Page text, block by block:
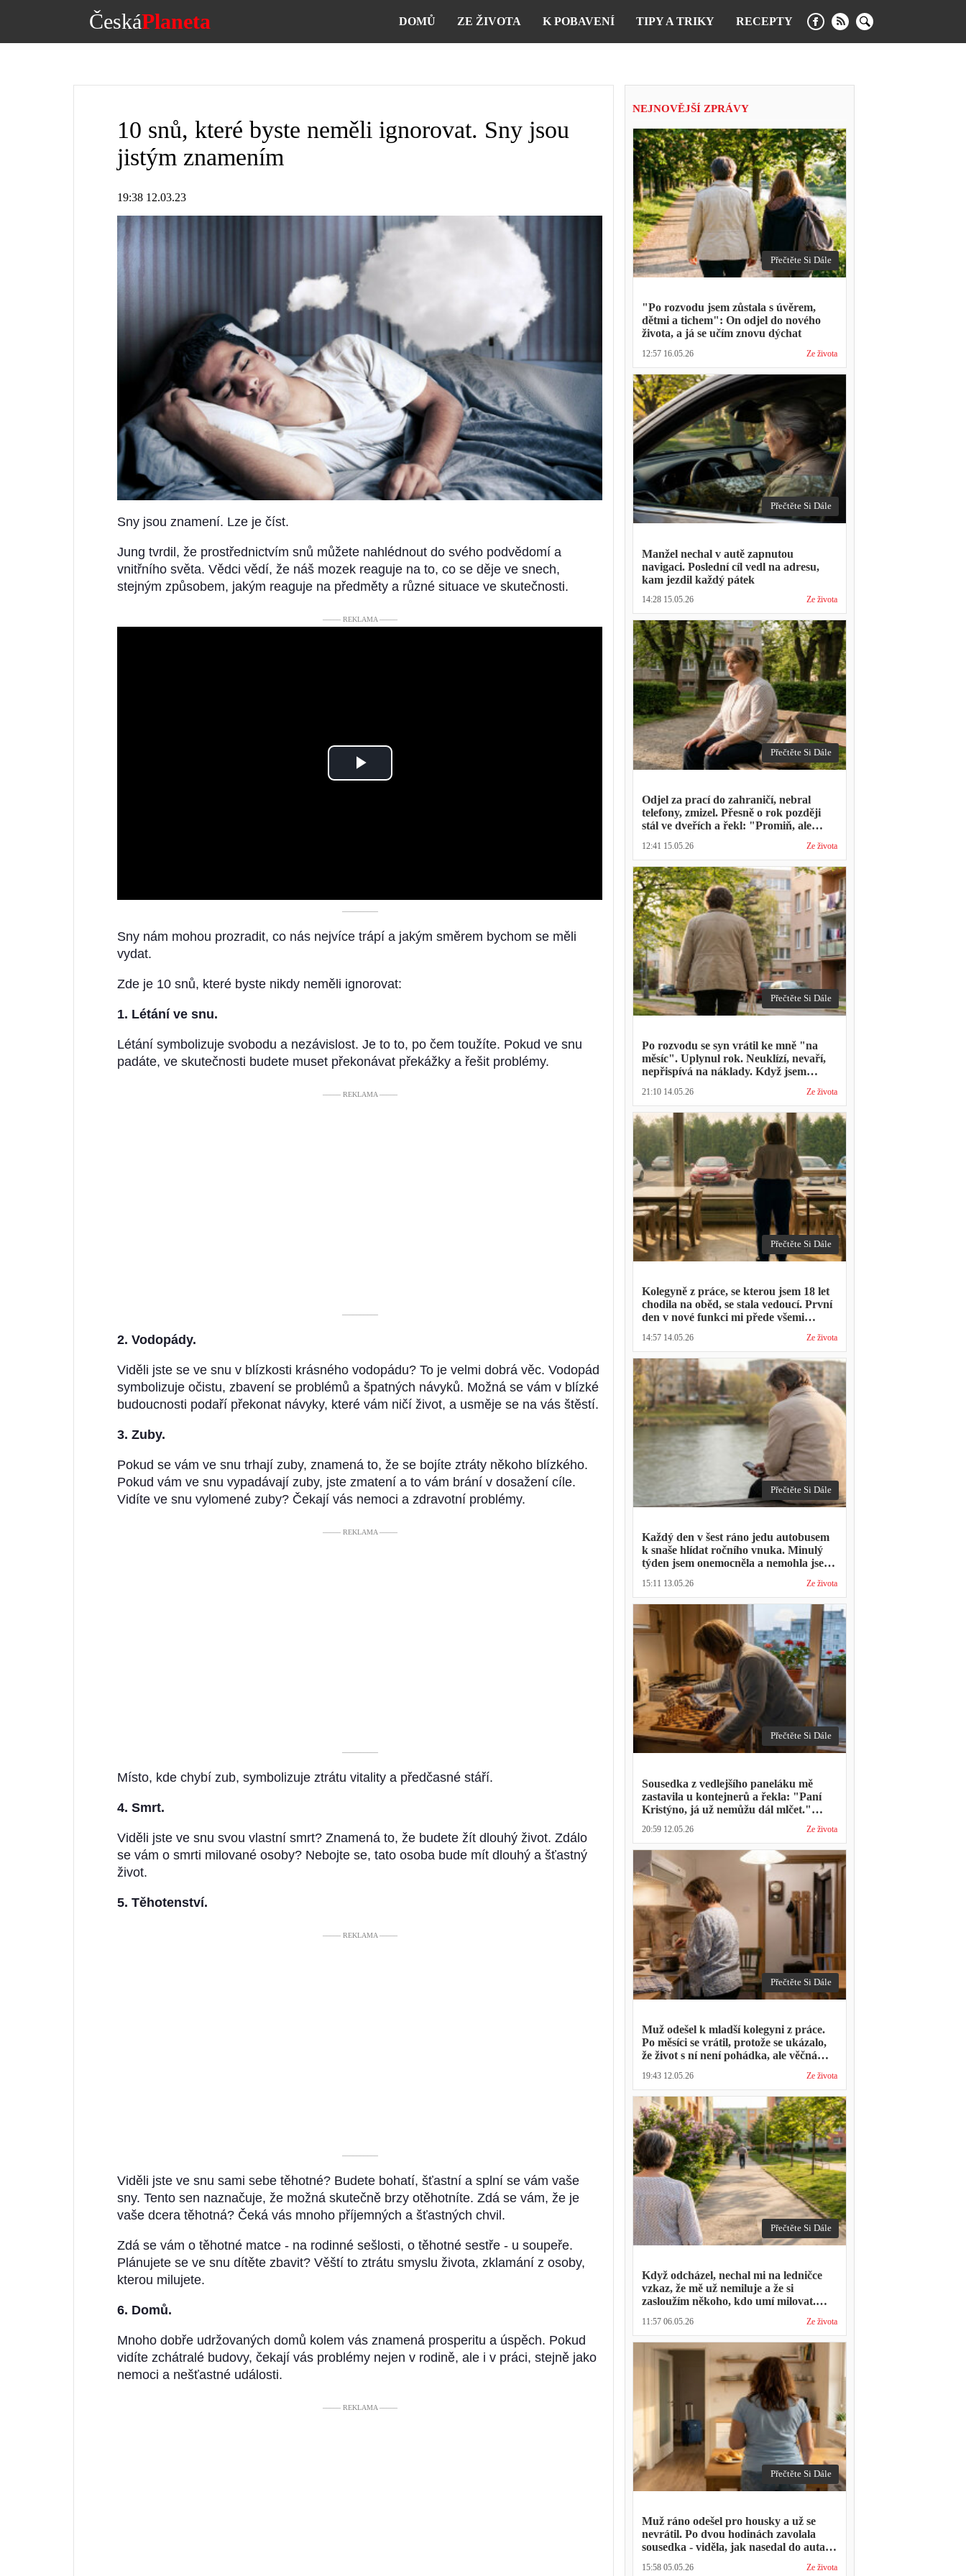
ČeskáPlaneta DOMŮ ZE ŽIVOTA K POBAVENÍ TIPY A TRIKY RECEPTY
10 snů, které byste neměli ignorovat. Sny jsou
jistým znamením
19:38 12.03.23
Sny jsou znamení. Lze je číst.
Jung tvrdil, že prostřednictvím snů můžete nahlédnout do svého podvědomí a
vnitřního světa. Vědci vědí, že náš mozek reaguje na to, co se děje ve snech,
stejným způsobem, jakým reaguje na předměty a různé situace ve skutečnosti.
––––– REKLAMA –––––
Play
––––––––––
Sny nám mohou prozradit, co nás nejvíce trápí a jakým směrem bychom se měli
vydat.
Zde je 10 snů, které byste nikdy neměli ignorovat:
1. Létání ve snu.
Létání symbolizuje svobodu a nezávislost. Je to to, po čem toužíte. Pokud ve snu
padáte, ve skutečnosti budete muset překonávat překážky a řešit problémy.
––––– REKLAMA –––––
––––––––––
2. Vodopády.
Viděli jste se ve snu v blízkosti krásného vodopádu? To je velmi dobrá věc. Vodopád
symbolizuje očistu, zbavení se problémů a špatných návyků. Možná se vám v blízké
budoucnosti podaří překonat návyky, které vám ničí život, a usměje se na vás štěstí.
3. Zuby.
Pokud se vám ve snu trhají zuby, znamená to, že se bojíte ztráty někoho blízkého.
Pokud vám ve snu vypadávají zuby, jste zmatení a to vám brání v dosažení cíle.
Vidíte ve snu vylomené zuby? Čekají vás nemoci a zdravotní problémy.
––––– REKLAMA –––––
––––––––––
Místo, kde chybí zub, symbolizuje ztrátu vitality a předčasné stáří.
4. Smrt.
Viděli jste ve snu svou vlastní smrt? Znamená to, že budete žít dlouhý život. Zdálo
se vám o smrti milované osoby? Nebojte se, tato osoba bude mít dlouhý a šťastný
život.
5. Těhotenství.
––––– REKLAMA –––––
––––––––––
Viděli jste ve snu sami sebe těhotné? Budete bohatí, šťastní a splní se vám vaše
sny. Tento sen naznačuje, že možná skutečně brzy otěhotníte. Zdá se vám, že je
vaše dcera těhotná? Čeká vás mnoho příjemných a šťastných chvil.
Zdá se vám o těhotné matce - na rodinné sešlosti, o těhotné sestře - u soupeře.
Plánujete se ve snu dítěte zbavit? Věští to ztrátu smyslu života, zklamání z osoby,
kterou milujete.
6. Domů.
Mnoho dobře udržovaných domů kolem vás znamená prosperitu a úspěch. Pokud
vidíte zchátralé budovy, čekají vás problémy nejen v rodině, ale i v práci, stejně jako
nemoci a nešťastné události.
––––– REKLAMA –––––
NEJNOVĚJŠÍ ZPRÁVY
Přečtěte Si Dále
"Po rozvodu jsem zůstala s úvěrem,
dětmi a tichem": On odjel do nového
života, a já se učím znovu dýchat
12:57 16.05.26 Ze života
Přečtěte Si Dále
Manžel nechal v autě zapnutou
navigaci. Poslední cíl vedl na adresu,
kam jezdil každý pátek
14:28 15.05.26 Ze života
Přečtěte Si Dále
Odjel za prací do zahraničí, nebral
telefony, zmizel. Přesně o rok později
stál ve dveřích a řekl: "Promiň, ale
12:41 15.05.26 Ze života
Přečtěte Si Dále
Po rozvodu se syn vrátil ke mně "na
měsíc". Uplynul rok. Neuklízí, nevaří,
nepřispívá na náklady. Když jsem
přece nevyhodíš vlastní dítě."
21:10 14.05.26 Ze života
Přečtěte Si Dále
Kolegyně z práce, se kterou jsem 18 let
chodila na oběd, se stala vedoucí. První
den v nové funkci mi přede všemi
Přestávka trvala stejně jako vždycky
14:57 14.05.26 Ze života
Přečtěte Si Dále
Každý den v šest ráno jedu autobusem
k snaše hlídat ročního vnuka. Minulý
týden jsem onemocněla a nemohla jsem
den volna. Víš, kolik nás to stálo?"
15:11 13.05.26 Ze života
Přečtěte Si Dále
Sousedka z vedlejšího paneláku mě
zastavila u kontejnerů a řekla: "Paní
Kristýno, já už nemůžu dál mlčet."
manžela ve čtvrtky na lavičce před
lékárnou s tou samou ženou
20:59 12.05.26 Ze života
Přečtěte Si Dále
Muž odešel k mladší kolegyni z práce.
Po měsíci se vrátil, protože se ukázalo,
že život s ní není pohádka, ale věčná
19:43 12.05.26 Ze života
Přečtěte Si Dále
Když odcházel, nechal mi na ledničce
vzkaz, že mě už nemiluje a že si
zasloužím někoho, kdo umí milovat.
mohl přijít na nedělní oběd, protože ta
druhá ho vyhodila a nemá kde strávit
svátky
11:57 06.05.26 Ze života
Přečtěte Si Dále
Muž ráno odešel pro housky a už se
nevrátil. Po dvou hodinách zavolala
sousedka - viděla, jak nasedal do auta s
týden pomáhala balit na služební cestu
15:58 05.05.26 Ze života